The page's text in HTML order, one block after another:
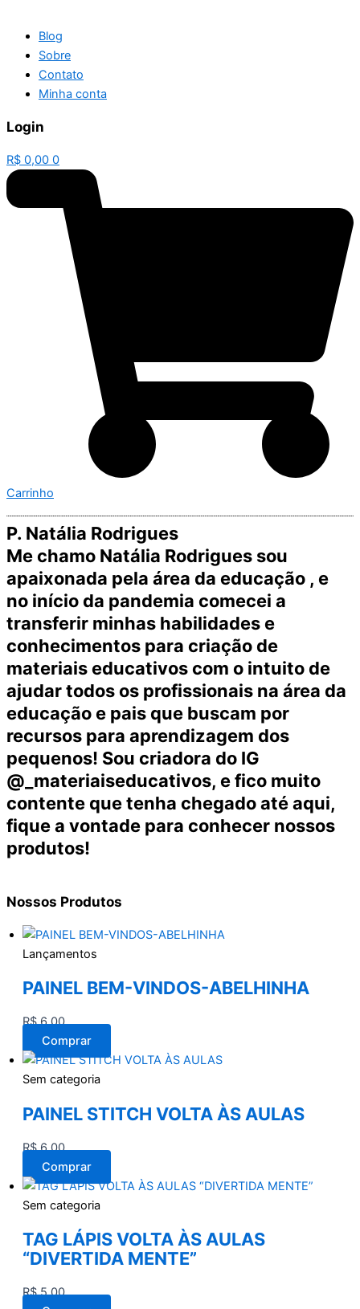
Blog
Sobre
Contato
Minha conta
Login
R$ 0,00 0
Carrinho
P. Natália Rodrigues
Me chamo Natália Rodrigues sou
apaixonada pela área da educação , e
no início da pandemia comecei a
transferir minhas habilidades e
conhecimentos para criação de
materiais educativos com o intuito de
ajudar todos os profissionais na área da
educação e pais que buscam por
recursos para aprendizagem dos
pequenos! Sou criadora do IG
@_materiaiseducativos, e fico muito
contente que tenha chegado até aqui,
fique a vontade para conhecer nossos
produtos!
Nossos Produtos
Lançamentos
PAINEL BEM-VINDOS-ABELHINHA
R$6,00
Comprar
Sem categoria
PAINEL STITCH VOLTA ÀS AULAS
R$6,00
Comprar
Sem categoria
TAG LÁPIS VOLTA ÀS AULAS
“DIVERTIDA MENTE”
R$5,00